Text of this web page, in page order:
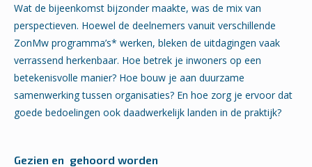
Wat de bijeenkomst bijzonder maakte, was de mix van
perspectieven. Hoewel de deelnemers vanuit verschillende
ZonMw programma’s* werken, bleken de uitdagingen vaak
verrassend herkenbaar. Hoe betrek je inwoners op een
betekenisvolle manier? Hoe bouw je aan duurzame
samenwerking tussen organisaties? En hoe zorg je ervoor dat
goede bedoelingen ook daadwerkelijk landen in de praktijk?
Gezien en gehoord worden